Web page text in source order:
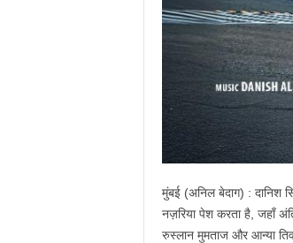
मुंबई (अनिल बेदाग) : दानिश
नज़रिया पेश करता है, जहाँ
रुस्लान मुमताज और आन्या